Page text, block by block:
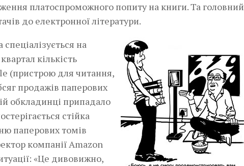
платоспроможного попиту на книги. Та головний
до електронної літератури.
на
кількість
(пристрою для читання,
продажів паперових
обкладинці припадало
стійка
паперових томів
компанії Amazon
«Це дивовижно,